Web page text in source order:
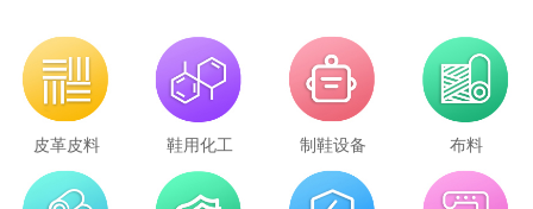
皮革皮料 鞋用化工 制鞋设备 布料